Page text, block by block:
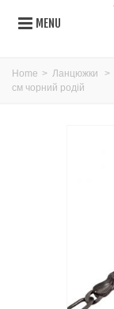
MENU
Home > Ланцюжки >
см чорний родій